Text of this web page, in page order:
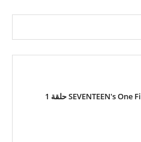
برنامج SEVENTEEN's One Fine Day حلقة 1